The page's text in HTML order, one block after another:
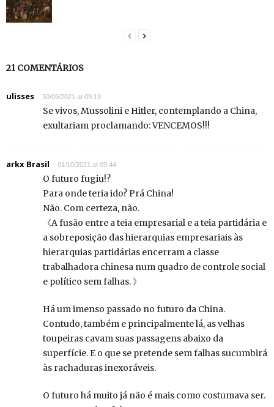
21 COMENTÁRIOS
ulisses 30/09/2021 at 09:19
Se vivos, Mussolini e Hitler, contemplando a China,
exultariam proclamando: VENCEMOS!!!
arkx Brasil 01/10/2021 at 09:44
O futuro fugiu!?
Para onde teria ido? Prá China!
Não. Com certeza, não.
《A fusão entre a teia empresarial e a teia partidária e
a sobreposição das hierarquias empresariais às
hierarquias partidárias encerram a classe
trabalhadora chinesa num quadro de controle social
e político sem falhas. 》
Há um imenso passado no futuro da China.
Contudo, também e principalmente lá, as velhas
toupeiras cavam suas passagens abaixo da
superfície. E o que se pretende sem falhas sucumbirá
às rachaduras inexoráveis.
O futuro há muito já não é mais como costumava ser.